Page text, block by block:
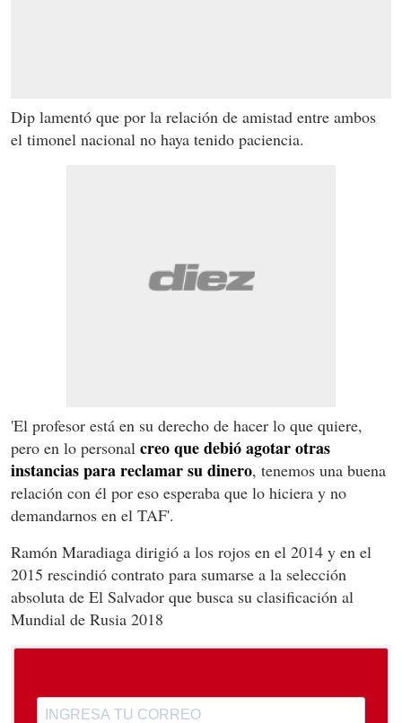
Dip lamentó que por la relación de amistad entre ambos
el timonel nacional no haya tenido paciencia.
'El profesor está en su derecho de hacer lo que quiere,
pero en lo personal creo que debió agotar otras
instancias para reclamar su dinero, tenemos una buena
relación con él por eso esperaba que lo hiciera y no
demandarnos en el TAF'.
Ramón Maradiaga dirigió a los rojos en el 2014 y en el
2015 rescindió contrato para sumarse a la selección
absoluta de El Salvador que busca su clasificación al
Mundial de Rusia 2018